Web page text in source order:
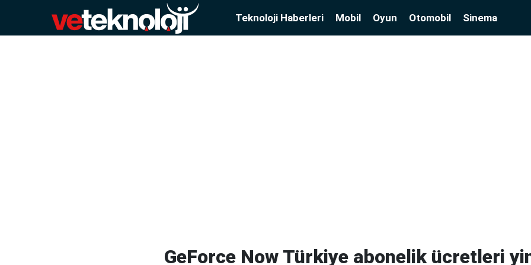
Teknoloji Haberleri Mobil Oyun Otomobil Sinema
GeForce Now Türkiye abonelik ücretleri